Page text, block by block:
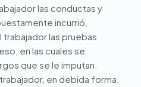
las conductas y
incurrió.
las pruebas
en las cuales se
que se le imputan.
en debida forma,